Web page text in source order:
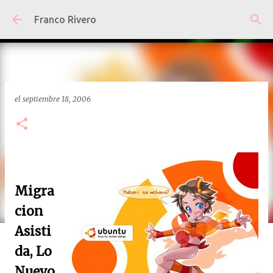
Ir al contenido principal
Franco Rivero
el septiembre 18, 2006
Migra
cion
Asisti
da, Lo